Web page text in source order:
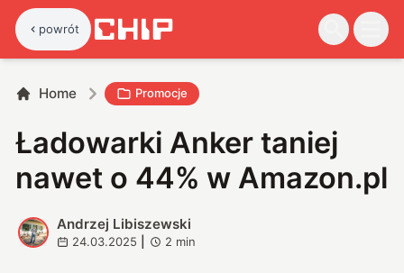
powrót
Home Promocje
Ładowarki Anker taniej
nawet o 44% w Amazon.pl
A
Andrzej Libiszewski
24.03.2025 2 min